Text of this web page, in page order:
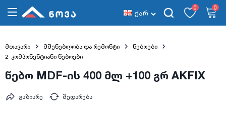
ქარ
0 0
მთავარი მშენებლობა და რემონტი
წებოები
2-კომპონენტიანი წებოები
წებო MDF-ის 400 მლ +100 გრ AKFIX
შედარება
გაზიარე